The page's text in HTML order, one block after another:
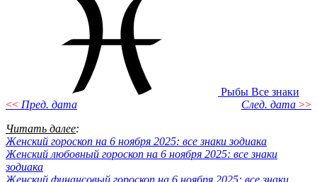
Рыбы Все знаки
<< Пред. дата След. дата >>
Читать далее:
Женский гороскоп на 6 ноября 2025: все знаки зодиака
Женский любовный гороскоп на 6 ноября 2025: все знаки
зодиака
Женский финансовый гороскоп на 6 ноября 2025: все знаки